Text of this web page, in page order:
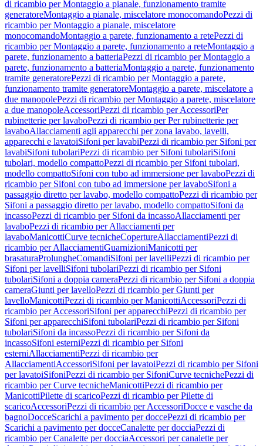
di ricambio per Montaggio a pianale, funzionamento tramite
generatoreMontaggio a pianale, miscelatore monocomandoPezzi di
ricambio per Montaggio a pianale, miscelatore
monocomandoMontaggio a parete, funzionamento a retePezzi di
ricambio per Montaggio a parete, funzionamento a reteMontaggio a
parete, funzionamento a batteriaPezzi di ricambio per Montaggio a
parete, funzionamento a batteriaMontaggio a parete, funzionamento
tramite generatorePezzi di ricambio per Montaggio a parete,
funzionamento tramite generatoreMontaggio a parete, miscelatore a
due manopolePezzi di ricambio per Montaggio a parete, miscelatore
a due manopoleAccessoriPezzi di ricambio per AccessoriPer
rubinetterie per lavaboPezzi di ricambio per Per rubinetterie per
lavaboAllacciamenti agli apparecchi per zona lavabo, lavelli,
apparecchi e lavatoiSifoni per lavabiPezzi di ricambio per Sifoni per
lavabiSifoni tubolariPezzi di ricambio per Sifoni tubolariSifoni
tubolari, modello compattoPezzi di ricambio per Sifoni tubolari,
modello compattoSifoni con tubo ad immersione per lavaboPezzi di
ricambio per Sifoni con tubo ad immersione per lavaboSifoni a
passaggio diretto per lavabo, modello compattoPezzi di ricambio per
Sifoni a passaggio diretto per lavabo, modello compattoSifoni da
incassoPezzi di ricambio per Sifoni da incassoAllacciamenti per
lavaboPezzi di ricambio per Allacciamenti per
lavaboManicottiCurve tecnicheCopertureAllacciamentiPezzi di
ricambio per AllacciamentiGuarnizioniManicotti per
brasaturaProlungheComandiSifoni per lavelliPezzi di ricambio per
Sifoni per lavelliSifoni tubolariPezzi di ricambio per Sifoni
tubolariSifoni a doppia cameraPezzi di ricambio per Sifoni a doppia
cameraGiunti per lavelloPezzi di ricambio per Giunti per
lavelloManicottiPezzi di ricambio per ManicottiAccessoriPezzi di
ricambio per AccessoriSifoni per apparecchiPezzi di ricambio per
Sifoni per apparecchiSifoni tubolariPezzi di ricambio per Sifoni
tubolariSifoni da incassoPezzi di ricambio per Sifoni da
incassoSifoni esterniPezzi di ricambio per Sifoni
esterniAllacciamentiPezzi di ricambio per
AllacciamentiAccessoriSifoni per lavatoiPezzi di ricambio per Sifoni
per lavatoiSifoniPezzi di ricambio per SifoniCurve tecnichePezzi di
ricambio per Curve tecnicheManicottiPezzi di ricambio per
ManicottiPilette di scaricoPezzi di ricambio per Pilette di
scaricoAccessoriPezzi di ricambio per AccessoriDocce e vasche da
bagnoDocceScarichi a pavimento per doccePezzi di ricambio per
Scarichi a pavimento per docceCanalette per docciaPezzi di
ricambio per Canalette per docciaAccessori per canalette per